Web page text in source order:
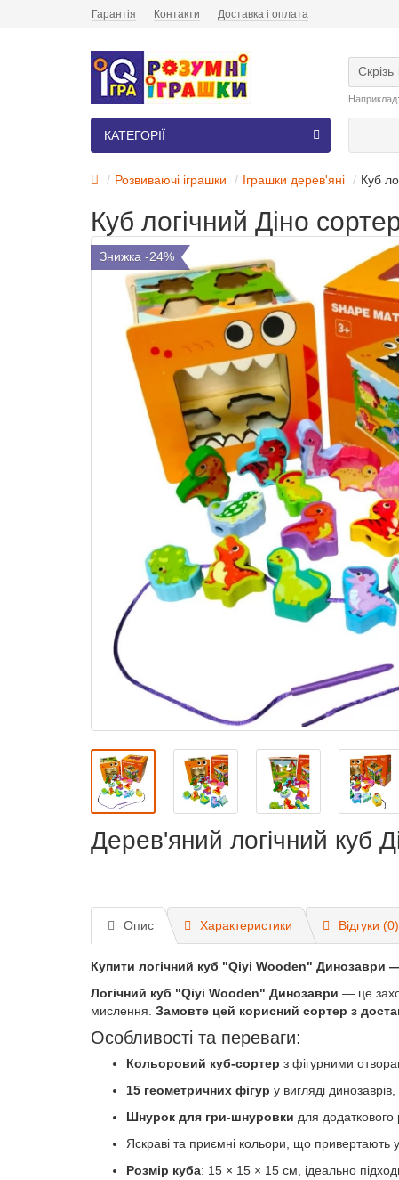
Гарантія Контакти Доставка і оплата
Скрізь
Наприклад:
КАТЕГОРІЇ
Розвиваючі іграшки Іграшки дерев'яні Куб
Куб логічний Діно
Знижка -24%
Дерев'яний логічний куб
Опис Характеристики Відгуки (0)
Купити логічний куб "Qiyi Wooden" Динозаври
Логічний куб "Qiyi Wooden" Динозаври — це
мислення. Замовте цей корисний сортер з
Особливості та переваги:
Кольоровий куб-сортер з фігурними
15 геометричних фігур у вигляді
Шнурок для гри-шнуровки для додаткового
Яскраві та приємні кольори, що привертають
Розмір куба: 15 × 15 × 15 см, ідеально